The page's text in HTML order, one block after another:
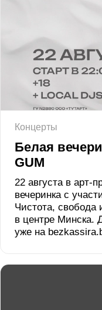
Концерты
Белая
GUM
22 августа в арт-
вечеринка с
Чистота, свобода
в центре Минска.
уже на